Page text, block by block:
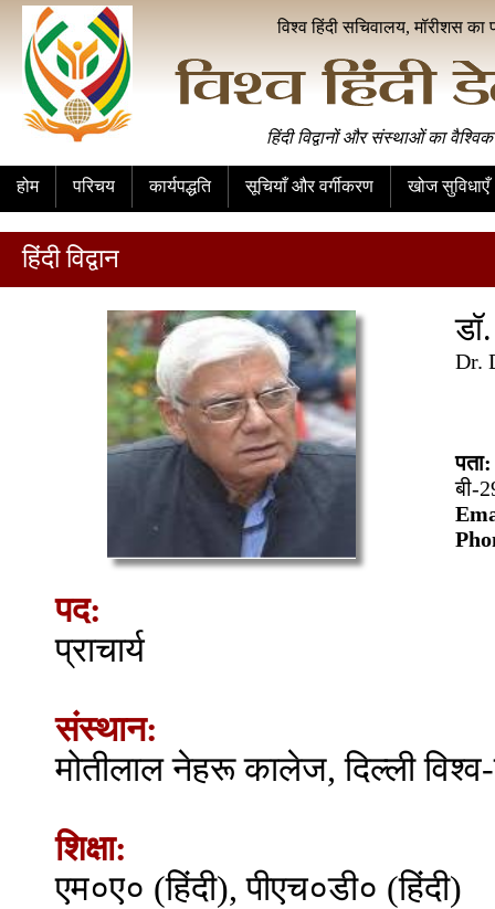
विश्व हिंदी सचिवालय, मॉरीशस का
हिंदी विद्वानों और संस्थाओं का
होम परिचय कार्यपद्धति सूचियाँ और वर्गीकरण खोज सुविधाएँ
हिंदी विद्वान
Dr.
पता:
बी-
पद:
प्राचार्य
संस्थान:
मोतीलाल नेहरू कालेज, दिल्ली विश्व-
शिक्षा:
एम०ए० (हिंदी), पीएच०डी० (हिंदी)